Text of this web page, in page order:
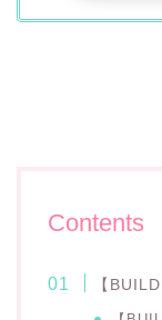
Contents
【